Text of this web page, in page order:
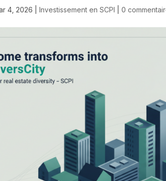
4, 2026 |Investissement en SCPI |0